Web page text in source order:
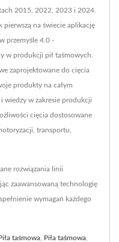
2015, 2022, 2023 i 2024.
na świecie aplikację
przemyśle 4.0 -
w produkcji pił taśmowych.
zaprojektowane do cięcia
produkty na całym
wiedzy w zakresie produkcji
cięcia dostosowane
transportu,
rozwiązania linii
zaawansowaną technologię
wymagań każdego
taśmowa Piła taśmowa